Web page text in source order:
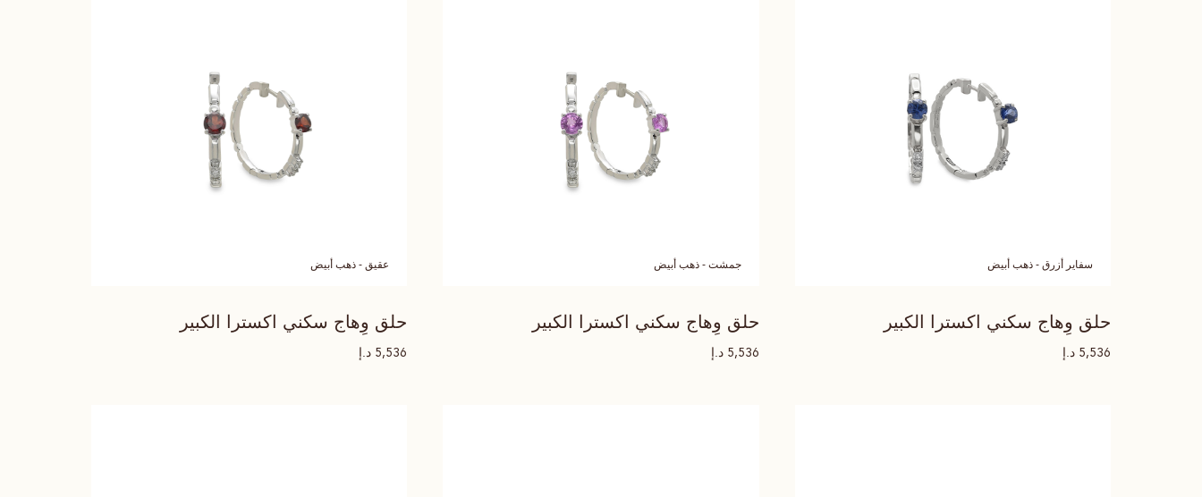
سفاير أزرق - ذهب أبيض
حلق وِهاج سكني اكسترا الكبير
5,536 د.إ
جمشت - ذهب أبيض
حلق وِهاج سكني اكسترا الكبير
5,536 د.إ
عقيق - ذهب أبيض
حلق وِهاج سكني اكسترا الكبير
5,536 د.إ